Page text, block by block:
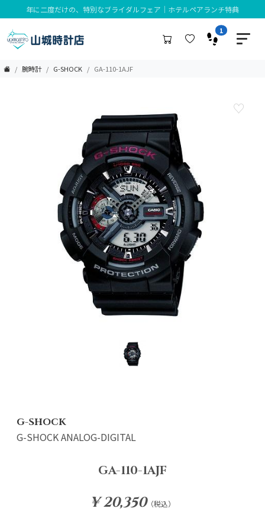
年に二度だけの、特別なブライダルフェア｜ホテルペアランチ特典
1
腕時計 G-SHOCK GA-110-1AJF
G-SHOCK
G-SHOCK ANALOG-DIGITAL
GA-110-1AJF
¥ 20,350（税込）